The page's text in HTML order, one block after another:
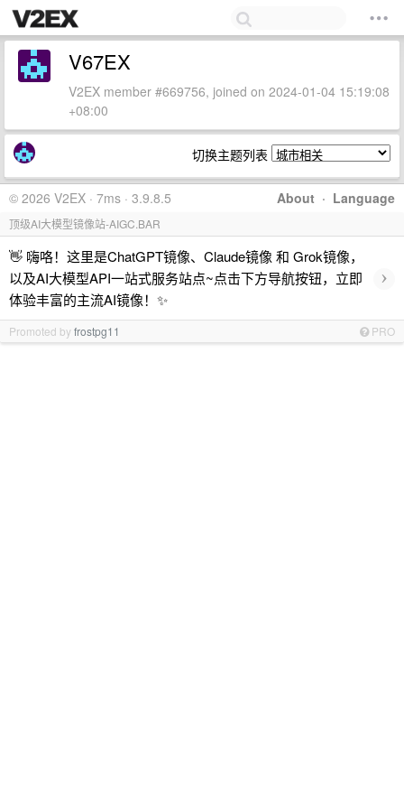
V67EX
V2EX member #669756, joined on 2024-01-04 15:19:08
+08:00
切换主题列表
About · Language
© 2026 V2EX · 7ms · 3.9.8.5
顶级AI大模型镜像站-AIGC.BAR
👋 嗨咯！这里是ChatGPT镜像、Claude镜像 和 Grok镜像，
以及AI大模型API一站式服务站点~点击下方导航按钮，立即
体验丰富的主流AI镜像！✨
›
Promoted byfrostpg11 PRO